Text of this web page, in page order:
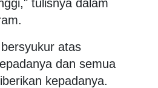
tulisnya dalam
atas
dan semua
kepadanya.